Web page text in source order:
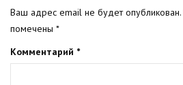
Ваш адрес email не будет опубликован.
помечены *
Комментарий *